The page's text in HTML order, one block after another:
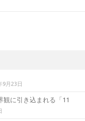
9月23日
観に引き込まれる「11